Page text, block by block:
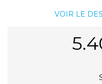
VOIR LE